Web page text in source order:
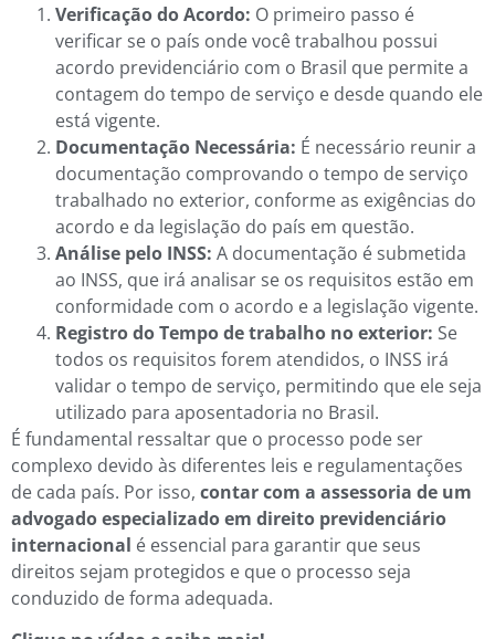
Verificação do Acordo: O primeiro passo é
verificar se o país onde você trabalhou possui
acordo previdenciário com o Brasil que permite a
contagem do tempo de serviço e desde quando ele
está vigente.
Documentação Necessária: É necessário reunir a
documentação comprovando o tempo de serviço
trabalhado no exterior, conforme as exigências do
acordo e da legislação do país em questão.
Análise pelo INSS: A documentação é submetida
ao INSS, que irá analisar se os requisitos estão em
conformidade com o acordo e a legislação vigente.
Registro do Tempo de trabalho no exterior: Se
todos os requisitos forem atendidos, o INSS irá
validar o tempo de serviço, permitindo que ele seja
utilizado para aposentadoria no Brasil.
É fundamental ressaltar que o processo pode ser
complexo devido às diferentes leis e regulamentações
de cada país. Por isso, contar com a assessoria de um
advogado especializado em direito previdenciário
internacional é essencial para garantir que seus
direitos sejam protegidos e que o processo seja
conduzido de forma adequada.